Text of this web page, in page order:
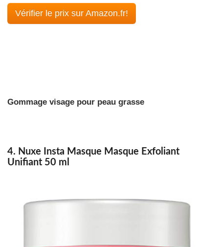
Vérifier le prix sur Amazon.fr!
Gommage visage pour peau grasse
4. Nuxe Insta Masque Masque Exfoliant
Unifiant 50 ml